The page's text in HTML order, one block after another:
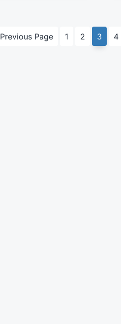
Go
Previous Page
ペ
1
ペ
2
ペ
ー
3
ペ
4